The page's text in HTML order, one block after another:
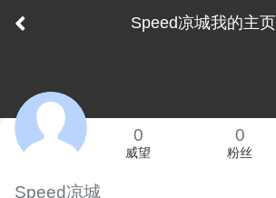
Speed凉城我的主页
下拉刷新
0
威望
0
粉丝
Speed凉城